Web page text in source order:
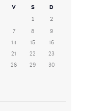
V S
D
1
2
7 8
9
14 15
16
21 22
23
28 29
30